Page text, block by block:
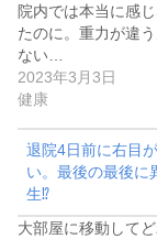
院内では本当に感
たのに。重力が違
ない…
2023年3月3日
健康
退院4日前に右目
い。最後の最後に
生⁉
大部屋に移動して